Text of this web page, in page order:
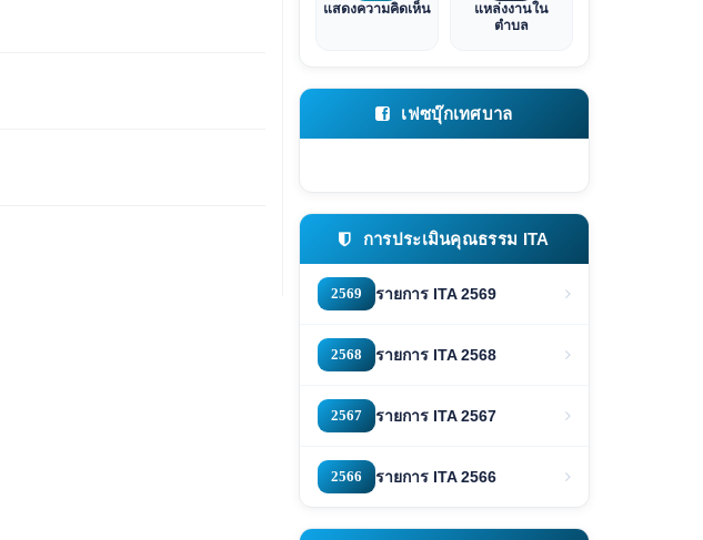
แสดงความคิดเห็น
แหล่งงานใน
ตำบล
เฟซบุ๊กเทศบาล
การประเมินคุณธรรม ITA
2569 รายการ ITA 2569
2568 รายการ ITA 2568
2567 รายการ ITA 2567
2566 รายการ ITA 2566